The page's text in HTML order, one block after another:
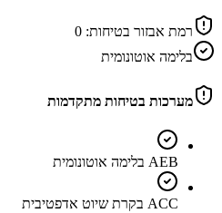
רמת אבזור בטיחות: 0
בלימה אוטונומית
מערכות בטיחות מתקדמות
AEB בלימה אוטונומית
ACC בקרת שיוט אדפטיבית